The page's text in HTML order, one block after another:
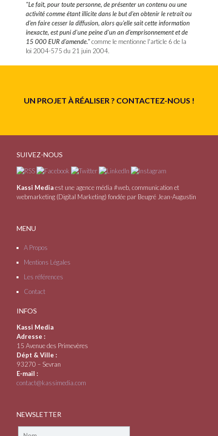
"Le fait, pour toute personne, de présenter un contenu ou une
activité comme étant illicite dans le but d'en obtenir le retrait ou
d'en faire cesser la diffusion, alors qu'elle sait cette information
inexacte, est puni d'une peine d'un an d'emprisonnement et de
15 000 EUR d'amende."comme le mentionne l'article 6 de la
loi 2004-575 du 21 juin 2004.
UN PROJET À RÉALISER ? CONTACTEZ-NOUS !
SUIVEZ-NOUS
Kassi Mediaest une agence média #web, communication et
webmarketing (Digital Marketing) fondée par Beugré Jean-Augustin
MENU
A Propos
Mentions Légales
Les références
Contact
INFOS
Kassi Media
Adresse :
15 Avenue des Primevères
Dépt & Ville :
93270 – Sevran
E-mail :
contact@kassimedia.com
NEWSLETTER